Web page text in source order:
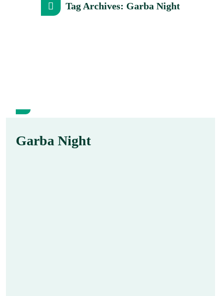
Tag Archives: Garba Night
10
Garba Night